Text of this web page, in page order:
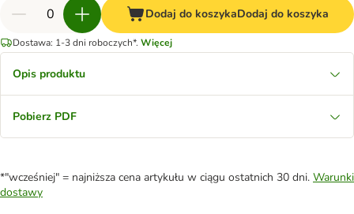
Dodaj do koszykaDodaj do koszyka
Dostawa: 1-3 dni roboczych*. Więcej
Opis produktu
Pobierz PDF
*"wcześniej" = najniższa cena artykułu w ciągu ostatnich 30 dni. Warunki
dostawy